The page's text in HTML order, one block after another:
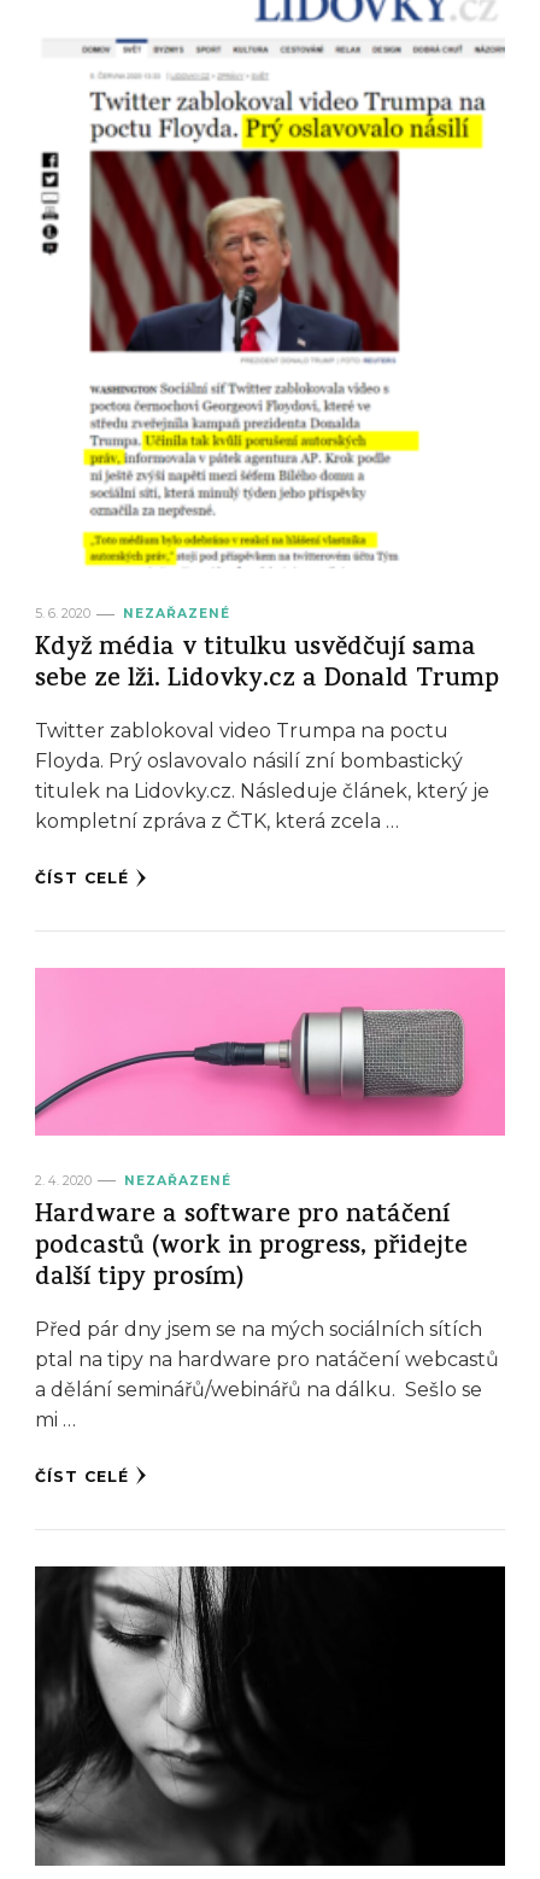
5. 6. 2020 NEZAŘAZENÉ
Když média v titulku usvědčují sama
sebe ze lži. Lidovky.cz a Donald Trump
Twitter zablokoval video Trumpa na poctu
Floyda. Prý oslavovalo násilí zní bombastický
titulek na Lidovky.cz. Následuje článek, který je
kompletní zpráva z ČTK, která zcela …
ČÍST CELÉ
2. 4. 2020 NEZAŘAZENÉ
Hardware a software pro natáčení
podcastů (work in progress, přidejte
další tipy prosím)
Před pár dny jsem se na mých sociálních sítích
ptal na tipy na hardware pro natáčení webcastů
a dělání seminářů/webinářů na dálku. Sešlo se
mi …
ČÍST CELÉ